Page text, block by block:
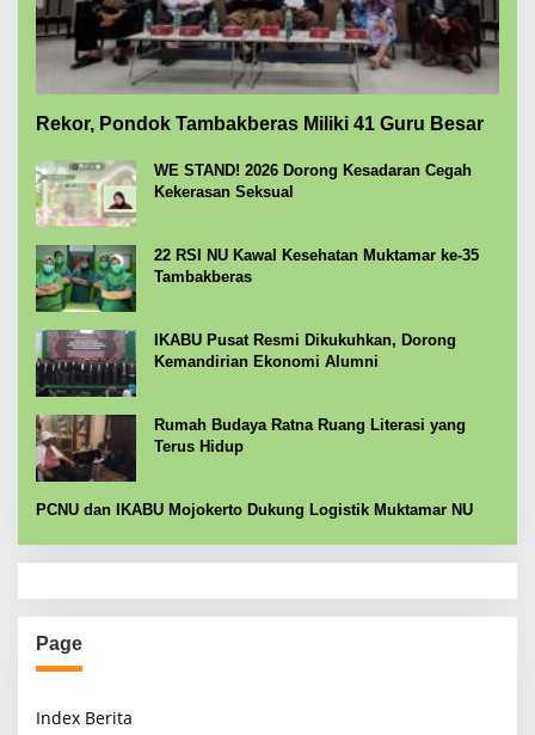
Rekor, Pondok Tambakberas Miliki 41 Guru Besar
WE STAND! 2026 Dorong Kesadaran Cegah
Kekerasan Seksual
22 RSI NU Kawal Kesehatan Muktamar ke-35
Tambakberas
IKABU Pusat Resmi Dikukuhkan, Dorong
Kemandirian Ekonomi Alumni
Rumah Budaya Ratna Ruang Literasi yang
Terus Hidup
PCNU dan IKABU Mojokerto Dukung Logistik Muktamar NU
Page
Index Berita